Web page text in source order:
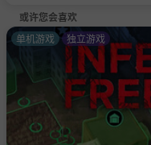
或许您会喜欢
单机游戏 独立游戏